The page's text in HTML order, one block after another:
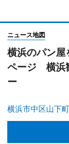
ニュース地図
横浜のパン屋
ページ 横浜
ー
横浜市中区山下